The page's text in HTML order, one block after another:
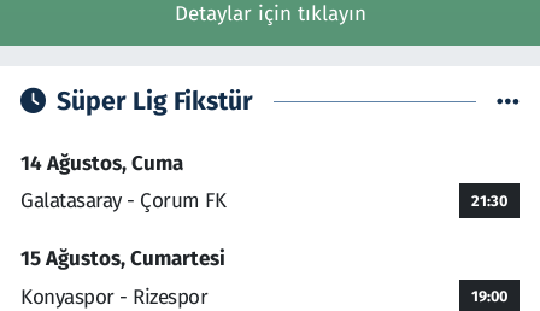
Detaylar için tıklayın
Süper Lig Fikstür
14 Ağustos, Cuma
Galatasaray - Çorum FK
21:30
15 Ağustos, Cumartesi
Konyaspor - Rizespor
19:00